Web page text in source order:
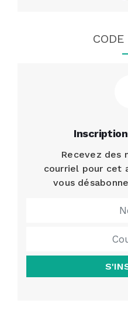
CODE
Recevez des
courriel pour cet
vous